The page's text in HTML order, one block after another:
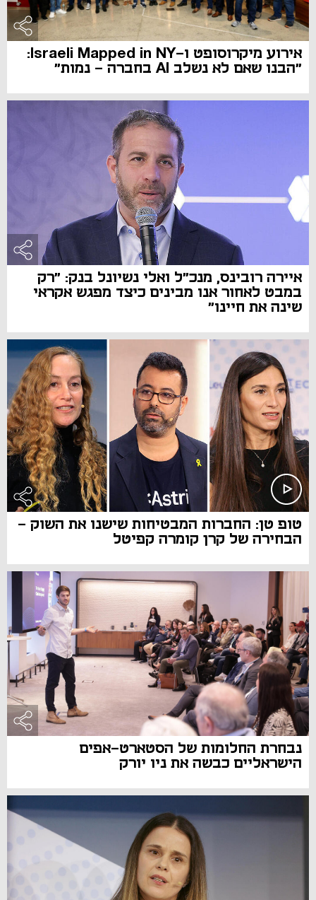
אירוע מיקרוסופט ו-Israeli Mapped in NY:
"הבנו שאם לא נשלב AI בחברה - נמות"
איירה רובינס, מנכ"ל ואלי נשיונל בנק: "רק
במבט לאחור אנו מבינים כיצד מפגש אקראי
שינה את חיינו"
טופ טן: החברות המבטיחות שישנו את השוק -
הבחירה של קרן קומרה קפיטל
נבחרת החלומות של הסטארט-אפים
הישראליים כבשה את ניו יורק